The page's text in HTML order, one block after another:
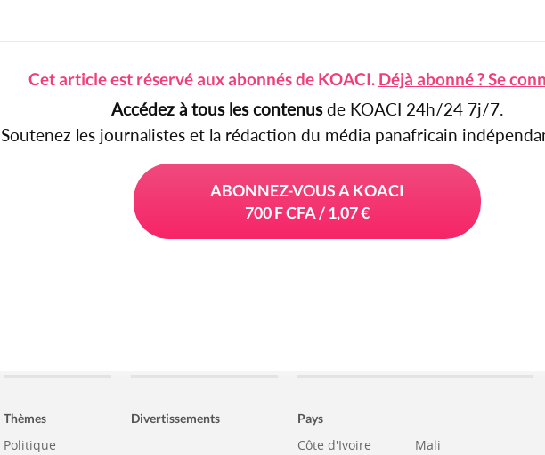
Cet article est réservé aux abonnés de KOACI. Déjà abonné ? Se
Accédez à tous les contenusde KOACI 24h/24 7j/7.
Soutenez les journalistes et la rédaction du média panafricain
ABONNEZ-VOUS A KOACI
700 F CFA / 1,07 €
Thèmes
Politique
Divertissements Pays
Côte d'Ivoire Mali